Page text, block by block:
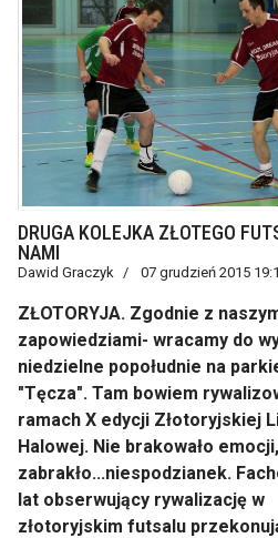
DRUGA KOLEJKA ZŁOTEGO
NAMI
Dawid Graczyk 07 grudzień 2015
ZŁOTORYJA. Zgodnie z
zapowiedziami- wracamy do
niedzielne popołudnie na
"Tęcza". Tam bowiem
ramach X edycji Złotoryjskiej
Halowej. Nie brakowało
zabrakło...niespodzianek.
lat obserwujący rywalizację w
złotoryjskim futsalu